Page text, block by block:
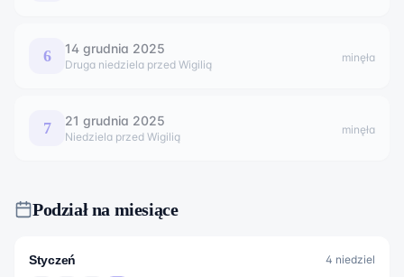
6 14 grudnia 2025
Druga niedziela przed Wigilią
minęła
7 21 grudnia 2025
Niedziela przed Wigilią
minęła
Podział na miesiące
Styczeń 4 niedziel